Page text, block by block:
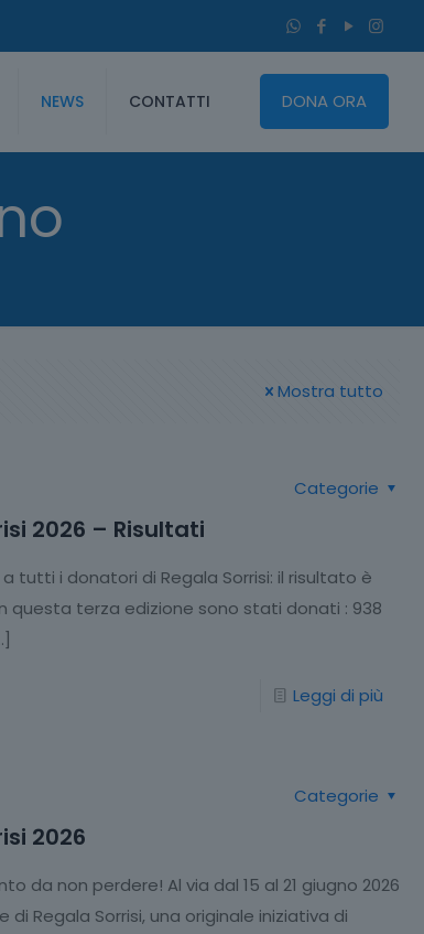
NEWS CONTATTI DONA ORA
Mostra tutto
Categorie
2026 – Risultati
tutti i donatori di Regala Sorrisi: il risultato è
questa terza edizione sono stati donati : 938
Leggi di più
Categorie
2026
da non perdere! Al via dal 15 al 21 giugno 2026
di Regala Sorrisi, una originale iniziativa di